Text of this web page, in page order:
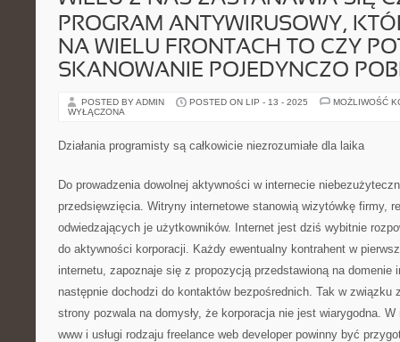
PROGRAM ANTYWIRUSOWY,
NA WIELU FRONTACH TO CZY
SKANOWANIE POJEDYNCZO
POSTED BY ADMIN POSTED ON LIP - 13 - 2025
MOŻLIWOŚĆ
WYŁĄCZONA
Działania programisty są całkowicie niezrozumiałe dla laika
Do prowadzenia dowolnej aktywności w internecie
przedsięwzięcia. Witryny internetowe stanowią wizytówkę firmy,
odwiedzających je użytkowników. Internet jest dziś wybitnie
do aktywności korporacji. Każdy ewentualny kontrahent w
internetu, zapoznaje się z propozycją przedstawioną na domenie
następnie dochodzi do kontaktów bezpośrednich. Tak w związku
strony pozwala na domysły, że korporacja nie jest wiarygodna.
www i usługi rodzaju freelance web developer powinny być